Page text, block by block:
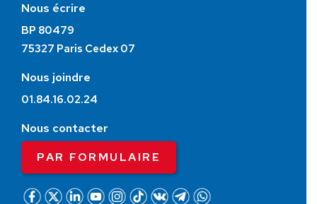
Nous écrire
BP 80479
75327 Paris Cedex 07
Nous joindre
01.84.16.02.24
Nous contacter
PAR FORMULAIRE